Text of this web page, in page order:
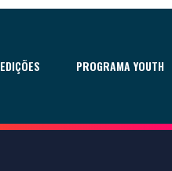
EDIÇÕES PROGRAMA YOUTH